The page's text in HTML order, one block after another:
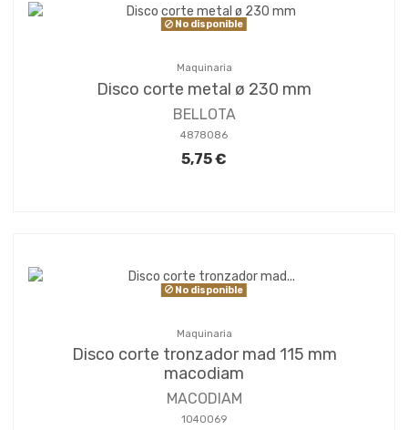
No disponible
Maquinaria
Disco corte metal ø 230 mm
BELLOTA
4878086
5,75 €
No disponible
Maquinaria
Disco corte tronzador mad 115 mm
macodiam
MACODIAM
1040069